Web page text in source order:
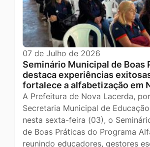
07 de Julho de 2026
Seminário Municipal de Boas
destaca experiências
fortalece a alfabetização em
A Prefeitura de Nova Lacerda,
Secretaria Municipal de
nesta sexta-feira (03), o
de Boas Práticas do Programa
reunindo educadores, gestores